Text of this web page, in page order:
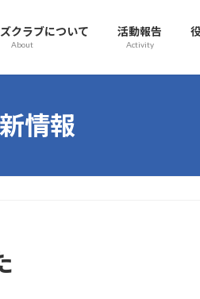
クラブについて
About
活動報告
Activity
情報